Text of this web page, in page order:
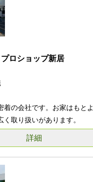
ロショップ新居
の会社です。お家はもと
取り扱いがあります。
詳細